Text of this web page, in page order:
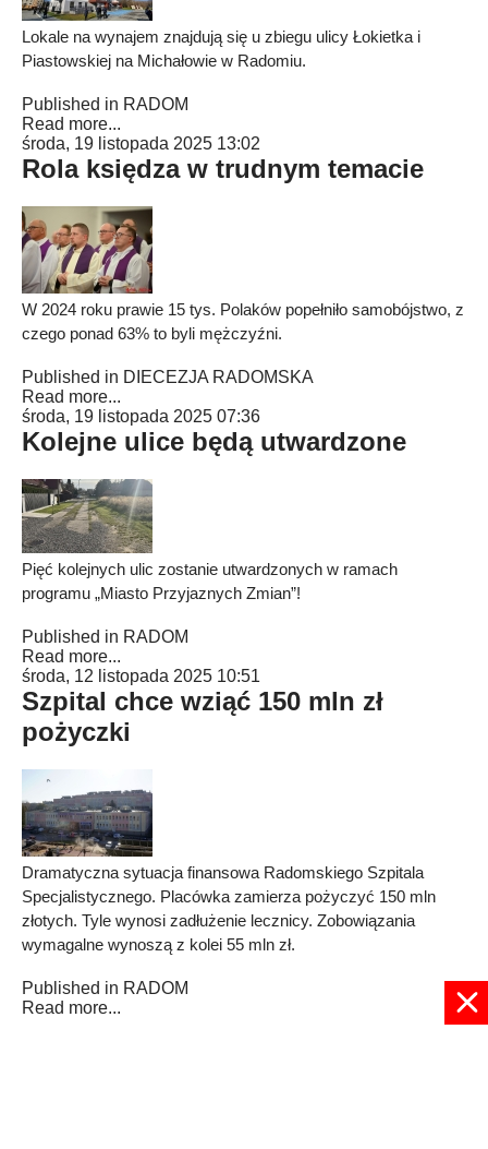
Lokale na wynajem znajdują się u zbiegu ulicy Łokietka i
Piastowskiej na Michałowie w Radomiu.
Published in RADOM
Read more...
środa, 19 listopada 2025 13:02
Rola księdza w trudnym temacie
W 2024 roku prawie 15 tys. Polaków popełniło samobójstwo, z
czego ponad 63% to byli mężczyźni.
Published in DIECEZJA RADOMSKA
Read more...
środa, 19 listopada 2025 07:36
Kolejne ulice będą utwardzone
Pięć kolejnych ulic zostanie utwardzonych w ramach
programu „Miasto Przyjaznych Zmian”!
Published in RADOM
Read more...
środa, 12 listopada 2025 10:51
Szpital chce wziąć 150 mln zł
pożyczki
Dramatyczna sytuacja finansowa Radomskiego Szpitala
Specjalistycznego. Placówka zamierza pożyczyć 150 mln
złotych. Tyle wynosi zadłużenie lecznicy. Zobowiązania
wymagalne wynoszą z kolei 55 mln zł.
Published in RADOM
Read more...